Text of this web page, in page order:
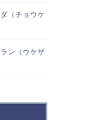
（チョウケ
ン（ウケザ